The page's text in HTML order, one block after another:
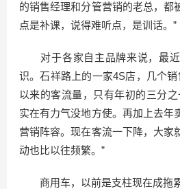
的销售经理和分管营销的老总，都
点是补课，说得难听点，是训话。”
对于各家自主品牌来说，最近
识。石祥路上的一家4S店，几个
以来的客流量，只有年初的三分
实在有力气没地方使。再加上去年
营销阵容。现在客流一下降，大家
动也比以往频繁。”
商用车，以前是支柱现在成拖